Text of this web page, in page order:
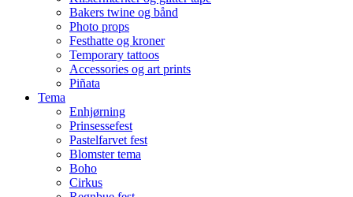
Bakers twine og bånd
Photo props
Festhatte og kroner
Temporary tattoos
Accessories og art prints
Piñata
Tema
Enhjørning
Prinsessefest
Pastelfarvet fest
Blomster tema
Boho
Cirkus